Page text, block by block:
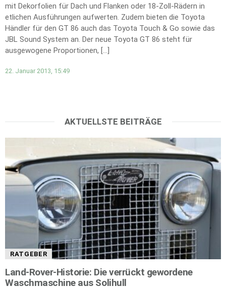
mit Dekorfolien für Dach und Flanken oder 18-Zoll-Rädern in
etlichen Ausführungen aufwerten. Zudem bieten die Toyota
Händler für den GT 86 auch das Toyota Touch & Go sowie das
JBL Sound System an. Der neue Toyota GT 86 steht für
ausgewogene Proportionen, […]
22. Januar 2013, 15:49
AKTUELLSTE BEITRÄGE
RATGEBER
Land-Rover-Historie: Die verrückt gewordene
Waschmaschine aus Solihull